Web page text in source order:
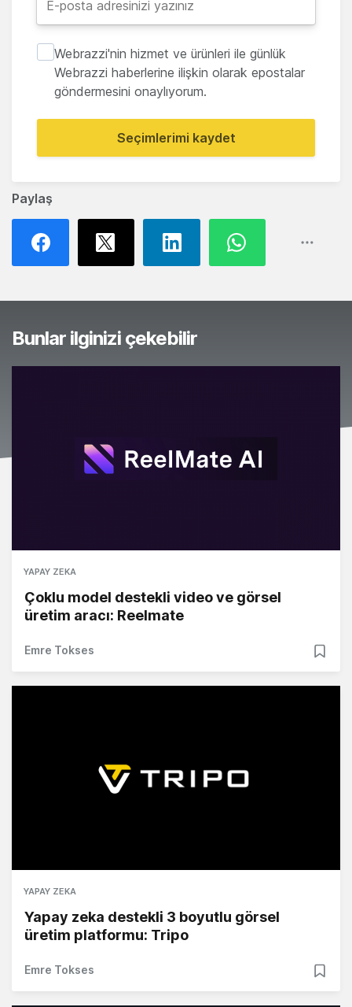
Paylaş
Webrazzi'nin hizmet ve ürünleri ile günlük
Webrazzi haberlerine ilişkin olarak epostalar
göndermesini onaylıyorum.
Seçimlerimi kaydet
Bunlar ilginizi çekebilir
YAPAY ZEKA
Çoklu model destekli video ve görsel
üretim aracı: Reelmate
Emre Tokses
YAPAY ZEKA
Yapay zeka destekli 3 boyutlu görsel
üretim platformu: Tripo
Emre Tokses